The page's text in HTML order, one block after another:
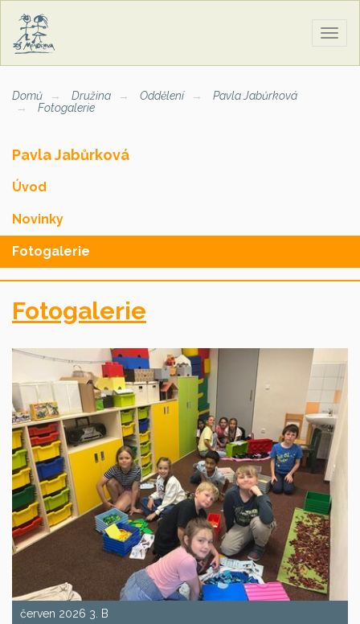
Domů Družina Oddělení
Pavla Jabůrková
Fotogalerie
Pavla Jabůrková
Úvod
Novinky
Fotogalerie
Fotogalerie
červen 2026 3. B